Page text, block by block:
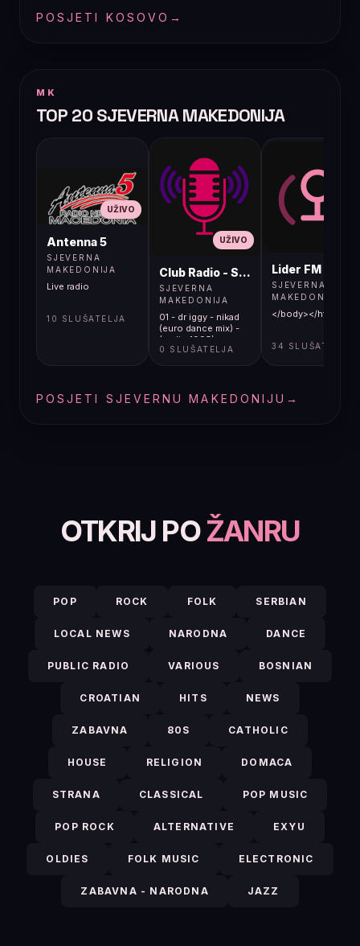
POSJETI KOSOVO →
MK
TOP 20 SJEVERNA MAKEDONIJA
UŽIVO
Antenna 5
SJEVERNA
MAKEDONIJA
Live radio
10 SLUŠATELJA
UŽIVO
Club Radio - Skopje, Mcedonia
SJEVERNA
MAKEDONIJA
01 - dr iggy - nikad
(euro dance mix) -
(audio 1995)
0 SLUŠATELJA
Lider FM 107,4
SJEVERNA
MAKEDONIJA
</body></html>
34 SLUŠATELJA
POSJETI SJEVERNU MAKEDONIJU →
OTKRIJ POŽANRU
POP ROCK FOLK SERBIAN
LOCAL NEWS NARODNA DANCE
PUBLIC RADIO VARIOUS BOSNIAN
CROATIAN HITS NEWS
ZABAVNA 80S CATHOLIC
HOUSE RELIGION DOMACA
STRANA CLASSICAL POP MUSIC
POP ROCK ALTERNATIVE EXYU
OLDIES FOLK MUSIC ELECTRONIC
ZABAVNA - NARODNA JAZZ